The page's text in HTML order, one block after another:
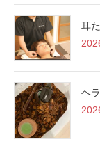
耳
ヘ